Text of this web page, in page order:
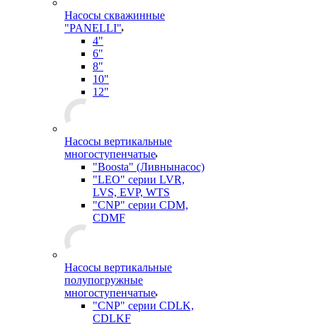
Насосы скважинные
"PANELLI"
4"
6"
8"
10"
12"
Насосы вертикальные
многоступенчатые
"Boosta" (Ливнынасос)
"LEO" серии LVR,
LVS, EVP, WTS
"CNP" серии CDM,
CDMF
Насосы вертикальные
полупогружные
многоступенчатые
"CNP" серии CDLK,
CDLKF